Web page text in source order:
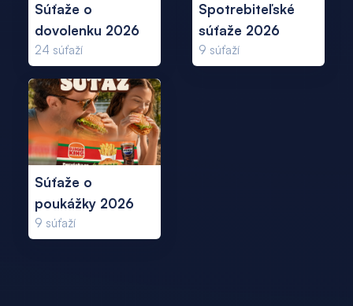
Súťaže o
dovolenku 2026
24 súťaží
Spotrebiteľské
súťaže 2026
9 súťaží
Súťaže o
poukážky 2026
9 súťaží